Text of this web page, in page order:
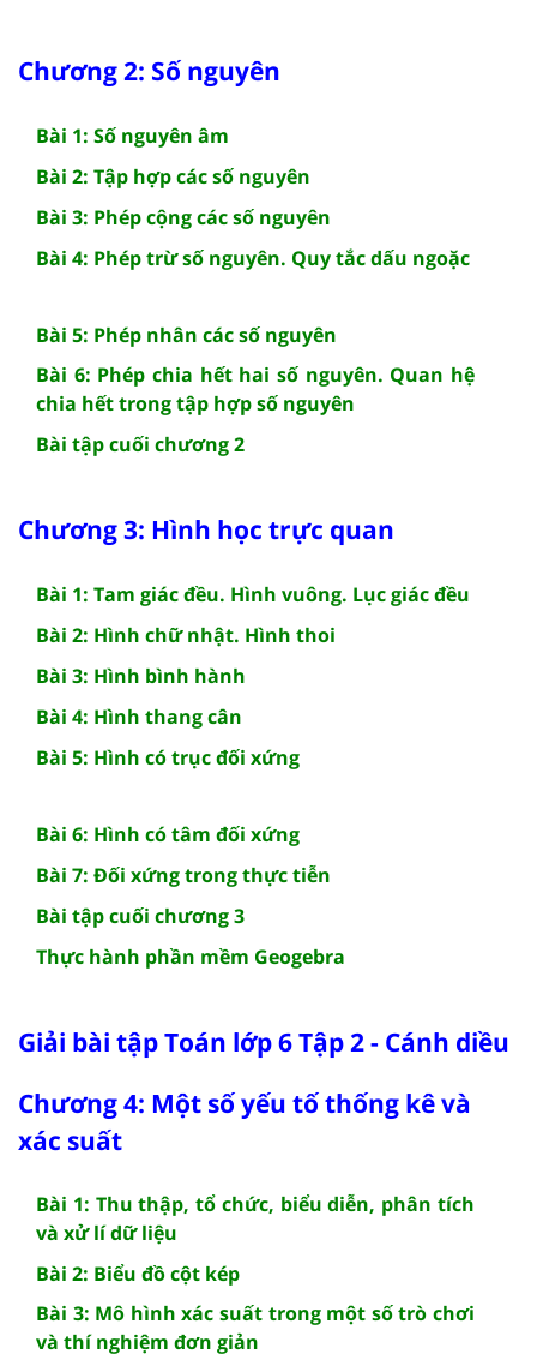
Chương 2: Số nguyên
Bài 1: Số nguyên âm
Bài 2: Tập hợp các số nguyên
Bài 3: Phép cộng các số nguyên
Bài 4: Phép trừ số nguyên. Quy tắc dấu ngoặc
Bài 5: Phép nhân các số nguyên
Bài 6: Phép chia hết hai số nguyên. Quan hệ
chia hết trong tập hợp số nguyên
Bài tập cuối chương 2
Chương 3: Hình học trực quan
Bài 1: Tam giác đều. Hình vuông. Lục giác đều
Bài 2: Hình chữ nhật. Hình thoi
Bài 3: Hình bình hành
Bài 4: Hình thang cân
Bài 5: Hình có trục đối xứng
Bài 6: Hình có tâm đối xứng
Bài 7: Đối xứng trong thực tiễn
Bài tập cuối chương 3
Thực hành phần mềm Geogebra
Giải bài tập Toán lớp 6 Tập 2 - Cánh diều
Chương 4: Một số yếu tố thống kê và
xác suất
Bài 1: Thu thập, tổ chức, biểu diễn, phân tích
và xử lí dữ liệu
Bài 2: Biểu đồ cột kép
Bài 3: Mô hình xác suất trong một số trò chơi
và thí nghiệm đơn giản